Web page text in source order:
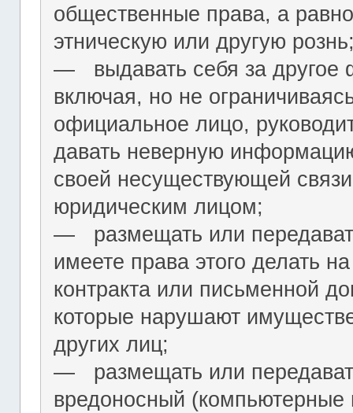
общественные права, а
этническую или другую
― выдавать себя за другое
включая, но не
официальное лицо,
давать неверную
своей несуществующей
юридическим лицом;
― размещать или
имеете права этого делать
контракта или письменной
которые нарушают
других лиц;
― размещать или
вредоносный